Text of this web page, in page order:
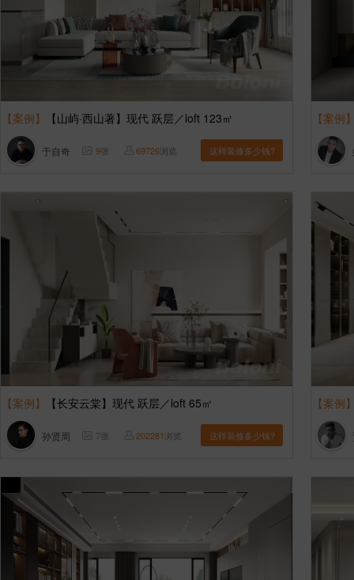
【案例】 【山屿·西山著】现代 跃层／loft 123㎡
于自奇 9张 69726浏览 这样装修多少钱?
【案例
【案例】 【长安云棠】现代 跃层／loft 65㎡
孙贤周 7张 202281浏览 这样装修多少钱?
【案例